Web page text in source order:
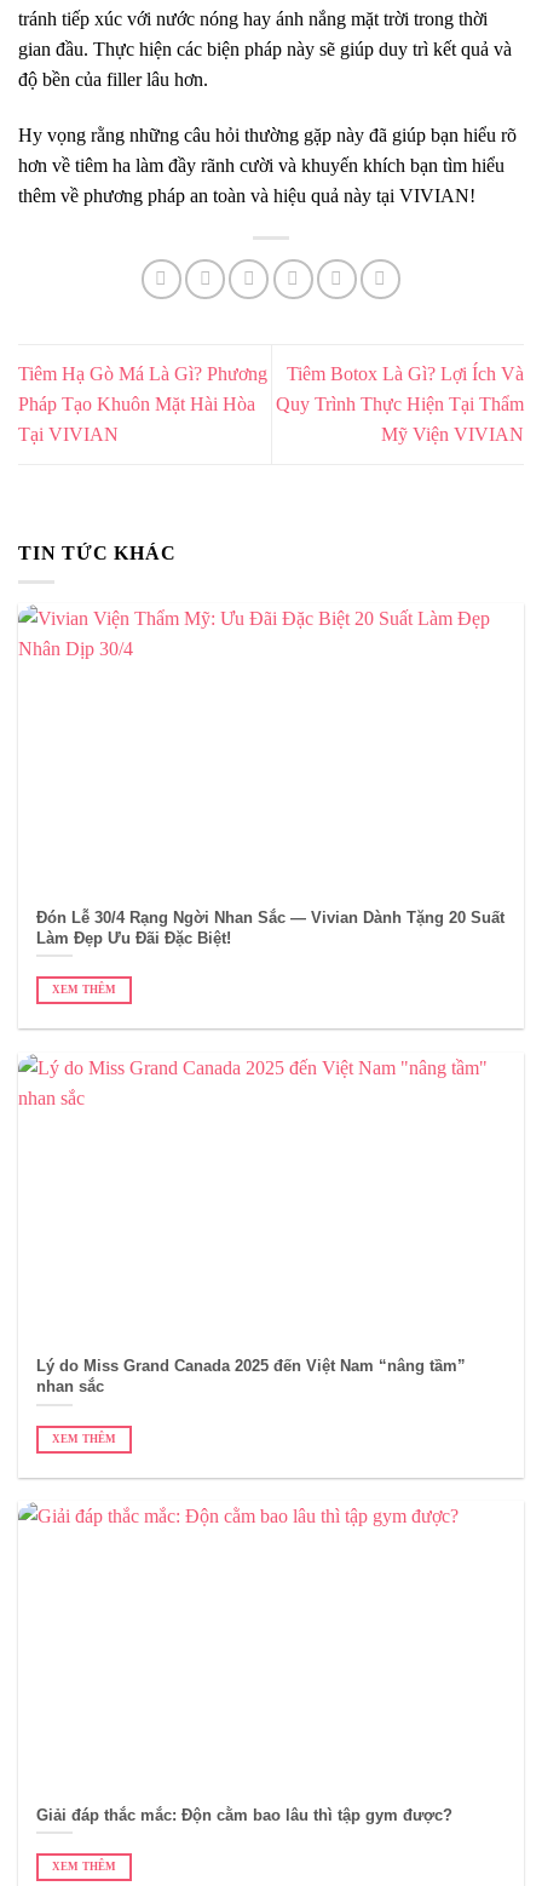
tránh tiếp xúc với nước nóng hay ánh nắng mặt trời trong thời
gian đầu. Thực hiện các biện pháp này sẽ giúp duy trì kết quả và
độ bền của filler lâu hơn.
Hy vọng rằng những câu hỏi thường gặp này đã giúp bạn hiểu rõ
hơn về tiêm ha làm đầy rãnh cười và khuyến khích bạn tìm hiểu
thêm về phương pháp an toàn và hiệu quả này tại VIVIAN!
Tiêm Hạ Gò Má Là Gì? Phương
Pháp Tạo Khuôn Mặt Hài Hòa
Tại VIVIAN
Tiêm Botox Là Gì? Lợi Ích Và
Quy Trình Thực Hiện Tại Thẩm
Mỹ Viện VIVIAN
TIN TỨC KHÁC
Đón Lễ 30/4 Rạng Ngời Nhan Sắc — Vivian Dành Tặng 20 Suất
Làm Đẹp Ưu Đãi Đặc Biệt!
XEM THÊM
Lý do Miss Grand Canada 2025 đến Việt Nam “nâng tầm”
nhan sắc
XEM THÊM
Giải đáp thắc mắc: Độn cằm bao lâu thì tập gym được?
XEM THÊM